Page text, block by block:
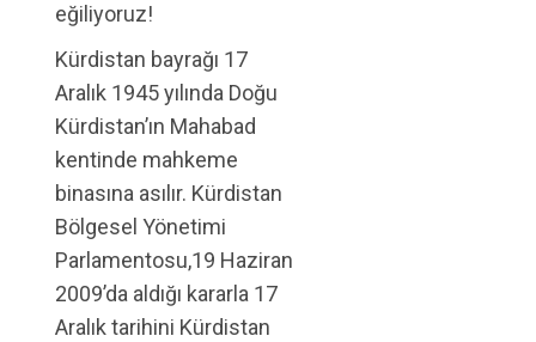
eğiliyoruz!
Kürdistan bayrağı 17
Aralık 1945 yılında Doğu
Kürdistan’ın Mahabad
kentinde mahkeme
binasına asılır. Kürdistan
Bölgesel Yönetimi
Parlamentosu,19 Haziran
2009’da aldığı kararla 17
Aralık tarihini Kürdistan